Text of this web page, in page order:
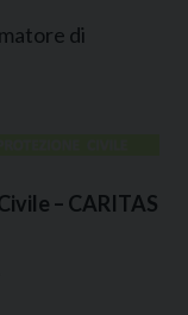
di
– CARITAS